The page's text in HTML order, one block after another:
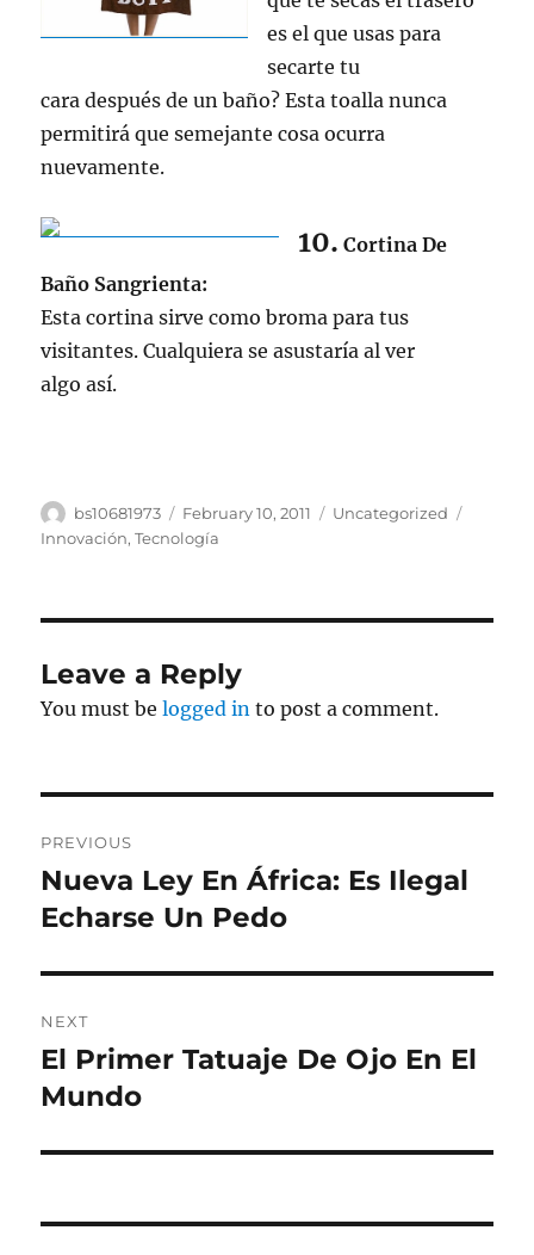
es el que usas para
secarte tu
cara después de un baño? Esta toalla nunca
permitirá que semejante cosa ocurra
nuevamente.
10. Cortina De
Baño Sangrienta:
Esta cortina sirve como broma para tus
visitantes. Cualquiera se asustaría al ver
algo así.
Author
bs10681973
Posted
on
February 10, 2011 Categories
Uncategorized
Innovación,Tecnología
Leave a Reply
You must belogged in to post a comment.
navigation
PREVIOUS
Previous
post:
Nueva Ley En África: Es Ilegal
Echarse Un Pedo
NEXT
Next
post:
El Primer Tatuaje De Ojo En El
Mundo